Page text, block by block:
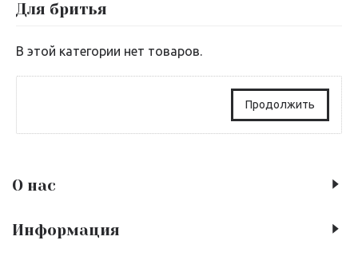
Для бритья
В этой категории нет товаров.
Продолжить
О нас
Информация